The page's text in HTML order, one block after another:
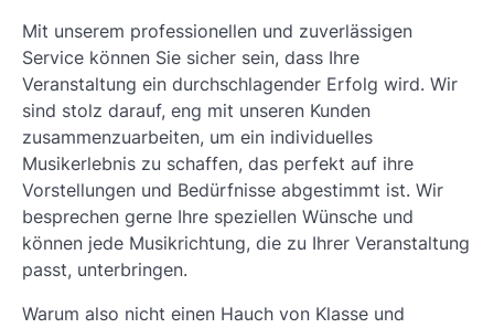
Mit unserem professionellen und zuverlässigen
Service können Sie sicher sein, dass Ihre
Veranstaltung ein durchschlagender Erfolg wird. Wir
sind stolz darauf, eng mit unseren Kunden
zusammenzuarbeiten, um ein individuelles
Musikerlebnis zu schaffen, das perfekt auf ihre
Vorstellungen und Bedürfnisse abgestimmt ist. Wir
besprechen gerne Ihre speziellen Wünsche und
können jede Musikrichtung, die zu Ihrer Veranstaltung
passt, unterbringen.
Warum also nicht einen Hauch von Klasse und